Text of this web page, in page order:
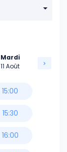
Mardi
11 Août
15:00
15:30
16:00